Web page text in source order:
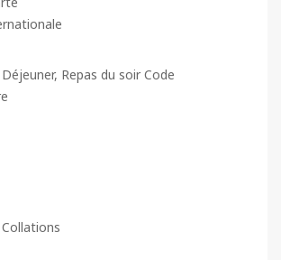
Repas du soir Code